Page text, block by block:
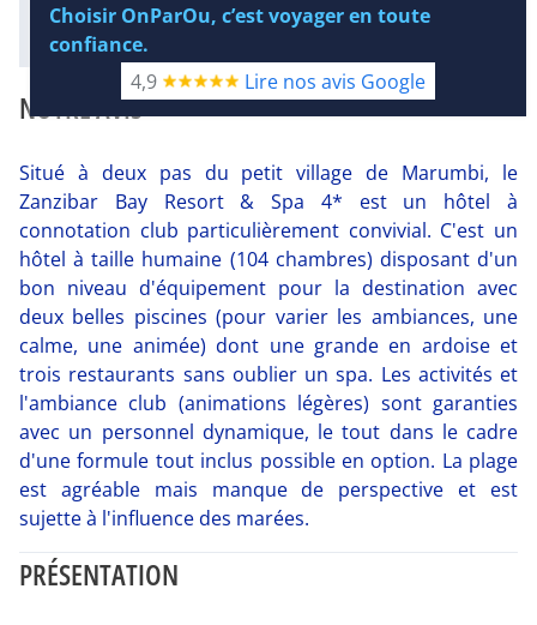
Diaporama
NOTRE AVIS
Situé à deux pas du petit village de Marumbi, le
Zanzibar Bay Resort & Spa 4* est un hôtel à
connotation club particulièrement convivial. C'est un
hôtel à taille humaine (104 chambres) disposant d'un
bon niveau d'équipement pour la destination avec
deux belles piscines (pour varier les ambiances, une
calme, une animée) dont une grande en ardoise et
trois restaurants sans oublier un spa. Les activités et
l'ambiance club (animations légères) sont garanties
avec un personnel dynamique, le tout dans le cadre
d'une formule tout inclus possible en option. La plage
est agréable mais manque de perspective et est
sujette à l'influence des marées.
PRÉSENTATION
Choisir OnParOu, c’est voyager en toute
confiance.
4,9
Lire nos avis Google